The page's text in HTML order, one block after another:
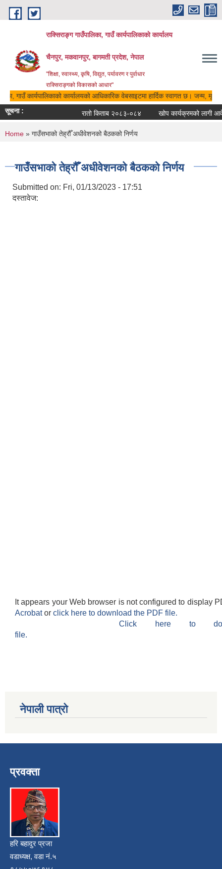
Skip to main content
राक्सिराङ्ग गाउँपालिका, गाउँ कार्यपालिकाको कार्यालय
चैनपुर, मकवानपुर, बागमती प्रदेश, नेपाल
"शिक्षा, स्वास्थ्य, कृषि, विद्युत, पर्यावरण र पुर्वाधार
राक्सिराङ्गको विकासको आधार"
गाउँ कार्यपालिकाको कार्यालयको आधिकारिक वेबसाइटमा हार्दिक स्वागत छ। जन्म,
सूचना :
रातो किताब २०८३-०८४ खोप कार्यक्रमको लागी
You are here
Home » गाउँसभाको तेह्रौँ अधीवेशनको बैठकको निर्णय
गाउँसभाको तेह्रौँ अधीवेशनको बैठकको निर्णय
Submitted on: Fri, 01/13/2023 - 17:51
दस्तावेज:
It appears your Web browser is not configured to display
Acrobator click here to download the PDF file.
Click here to
file.
नेपाली पात्रो
प्रवक्ता
हरि बहादुर प्रजा
वडाध्यक्ष, वडा नं.५